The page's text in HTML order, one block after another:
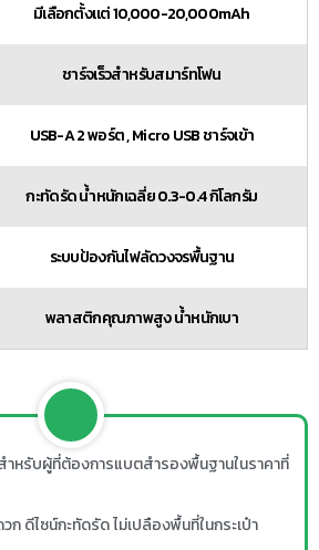
มีเลือกตั้งแต่ 10,000-20,000mAh
ชาร์จเร็วสำหรับสมาร์ทโฟน
USB-A 2 พอร์ต , Micro USB ชาร์จเข้า
กะทัดรัด น้ำหนักเฉลี่ย 0.3-0.4 กิโลกรัม
ระบบป้องกันไฟลัดวงจรพื้นฐาน
พลาสติกคุณภาพสูง น้ำหนักเบา
สำหรับผู้ที่ต้องการแบตสำรองพื้นฐานในราคาที่
ก ดีไซน์กะทัดรัด ไม่เปลืองพื้นที่ในกระเป๋า